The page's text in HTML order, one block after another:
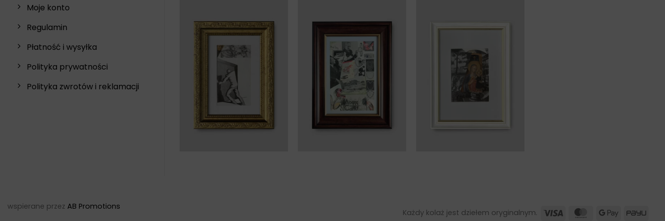
Moje konto
Regulamin
Płatność i wysyłka
Polityka prywatności
Polityka zwrotów i reklamacji
Monitoring Monte Carlo
Kolumna do
nieba
Każdy kolaż jest dziełem oryginalnym. Visa MasterCard
GooglePayU
wspierane przez AB Promotions